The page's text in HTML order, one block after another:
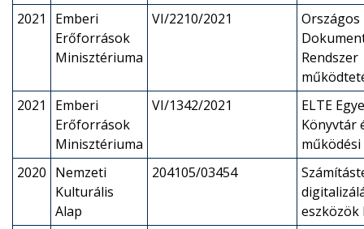
2021
Emberi
Erőforrások
Minisztériuma
VI/2210/2021
Országos
Rendszer
2021
Emberi
Erőforrások
Minisztériuma
VI/1342/2021
ELTE
Könyvtár
2020 Nemzeti
Kulturális
Alap
204105/03454
eszközök